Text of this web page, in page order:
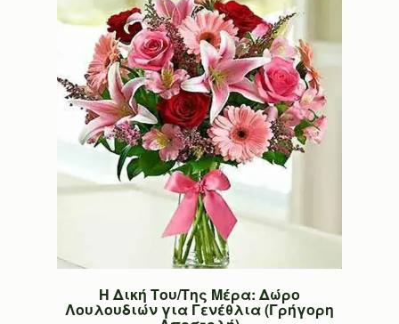
Η Δική Του/Της Μέρα: Δώρο
Λουλουδιών για Γενέθλια (Γρήγορη